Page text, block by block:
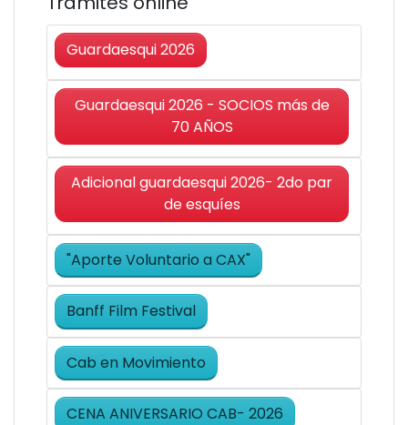
Guardaesqui 2026
Guardaesqui 2026 - SOCIOS más de
70 AÑOS
Adicional guardaesqui 2026- 2do par
de esquíes
"Aporte Voluntario a CAX"
Banff Film Festival
Cab en Movimiento
CENA ANIVERSARIO CAB- 2026